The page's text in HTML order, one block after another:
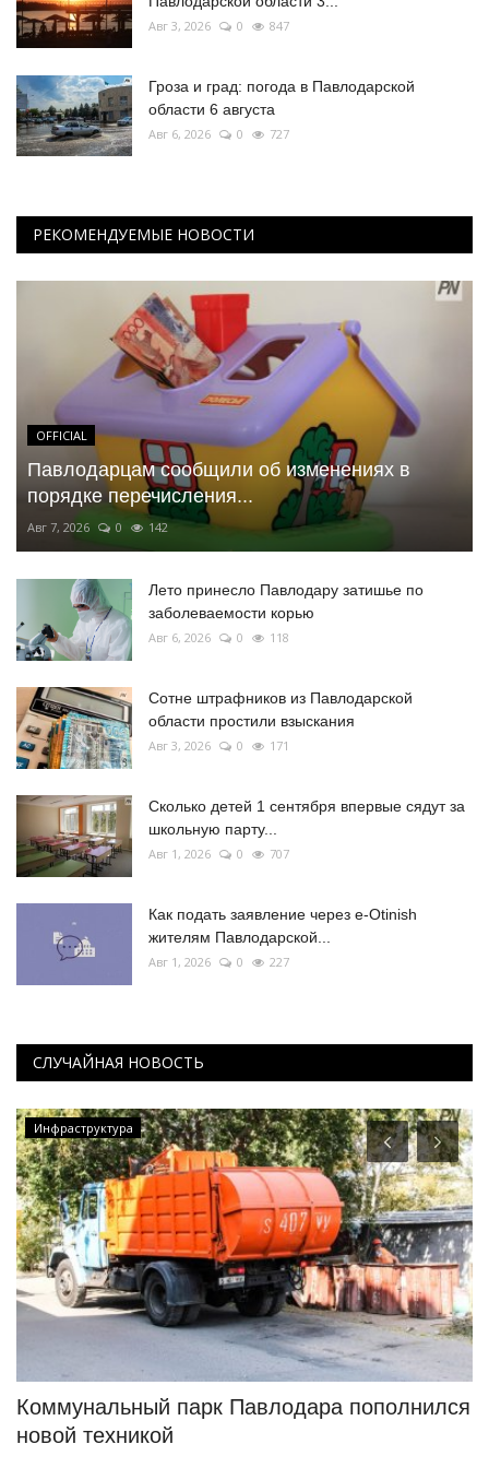
Авг 3, 2026 0 847
Гроза и град: погода в Павлодарской
области 6 августа
Авг 6, 2026 0 727
РЕКОМЕНДУЕМЫЕ НОВОСТИ
OFFICIAL
Павлодарцам сообщили об изменениях в
порядке перечисления...
Авг 7, 2026 0 142
Лето принесло Павлодару затишье по
заболеваемости корью
Авг 6, 2026 0 118
Сотне штрафников из Павлодарской
области простили взыскания
Авг 3, 2026 0 171
Сколько детей 1 сентября впервые сядут за
школьную парту...
Авг 1, 2026 0 707
Как подать заявление через e-Otinish
жителям Павлодарской...
Авг 1, 2026 0 227
СЛУЧАЙНАЯ НОВОСТЬ
Инфраструктура
Коммунальный парк Павлодара пополнился
новой техникой